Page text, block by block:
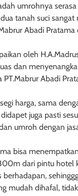
umrohnya
tanah suci
Abadi
oleh
dan
Abadi
harga, sama
juga pasti
umroh dengan
bisa
dari pintu
berhadapan,
mudah dihafal,